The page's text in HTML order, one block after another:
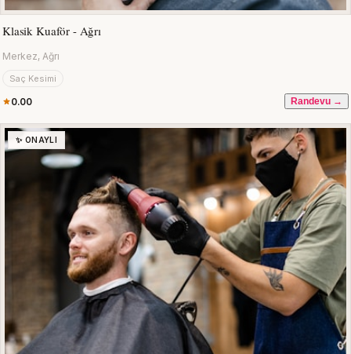
Klasik Kuaför - Ağrı
Merkez, Ağrı
Saç Kesimi
0.00 Randevu →
✨ ONAYLI